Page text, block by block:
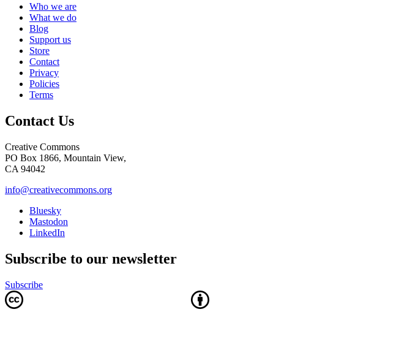
Who we are
What we do
Blog
Support us
Store
Contact
Privacy
Policies
Terms
Contact Us
Creative Commons
PO Box 1866, Mountain View,
CA 94042
info@creativecommons.org
Bluesky
Mastodon
LinkedIn
Subscribe to our newsletter
Subscribe